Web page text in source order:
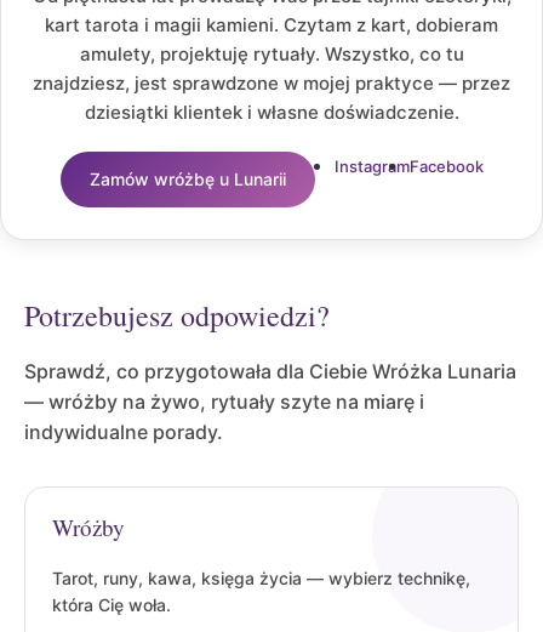
kart tarota i magii kamieni. Czytam z kart, dobieram
amulety, projektuję rytuały. Wszystko, co tu
znajdziesz, jest sprawdzone w mojej praktyce — przez
dziesiątki klientek i własne doświadczenie.
Zamów wróżbę u Lunarii
InstagramFacebook
Potrzebujesz odpowiedzi?
Sprawdź, co przygotowała dla Ciebie Wróżka Lunaria
— wróżby na żywo, rytuały szyte na miarę i
indywidualne porady.
Wróżby
Tarot, runy, kawa, księga życia — wybierz technikę,
która Cię woła.